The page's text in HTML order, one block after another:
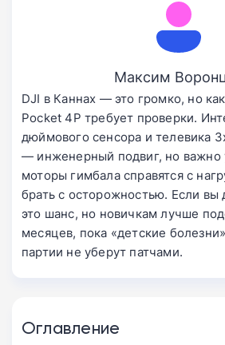
Максим
DJI в Каннах — это громко, но
Pocket 4P требует проверки.
дюймового сенсора и телевика
— инженерный подвиг, но важно
моторы гимбала справятся с
брать с осторожностью. Если
это шанс, но новичкам лучше
месяцев, пока «детские
партии не уберут патчами.
Оглавление